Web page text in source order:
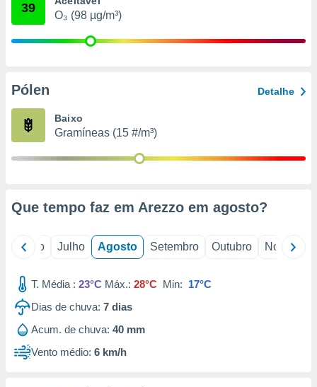
estudos
39
O₃ (98 µg/m³)
Pólen Detalhe
Baixo
Gramíneas (15 #/m³)
Que tempo faz em Arezzo em agosto?
Junho Julho Agosto Setembro Outubro Novembro
T. Média : 23°C Máx.: 28°C Min: 17°C
Dias de chuva: 7 dias
Acum. de chuva: 40 mm
Vento médio: 6 km/h